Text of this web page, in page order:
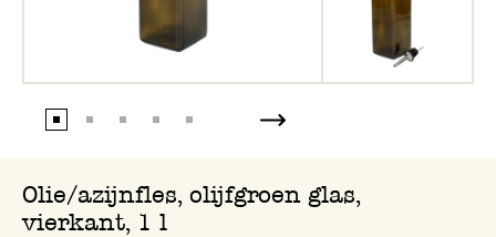
Olie/azijnfles, olijfgroen glas,
vierkant, 1 l
Enkel een score, geen toelichting
17 juli 2026